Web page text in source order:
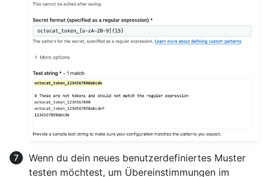
Wenn du dein neues benutzerdefiniertes Muster
testen möchtest, um Übereinstimmungen im